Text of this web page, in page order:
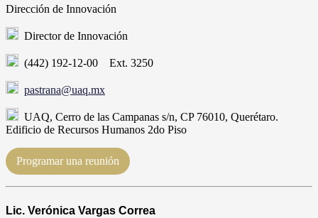
Dirección de Innovación
Director de Innovación
(442) 192-12-00 Ext. 3250
pastrana@uaq.mx
UAQ, Cerro de las Campanas s/n, CP 76010, Querétaro.
Edificio de Recursos Humanos 2do Piso
Programar una reunión
Lic. Verónica Vargas Correa